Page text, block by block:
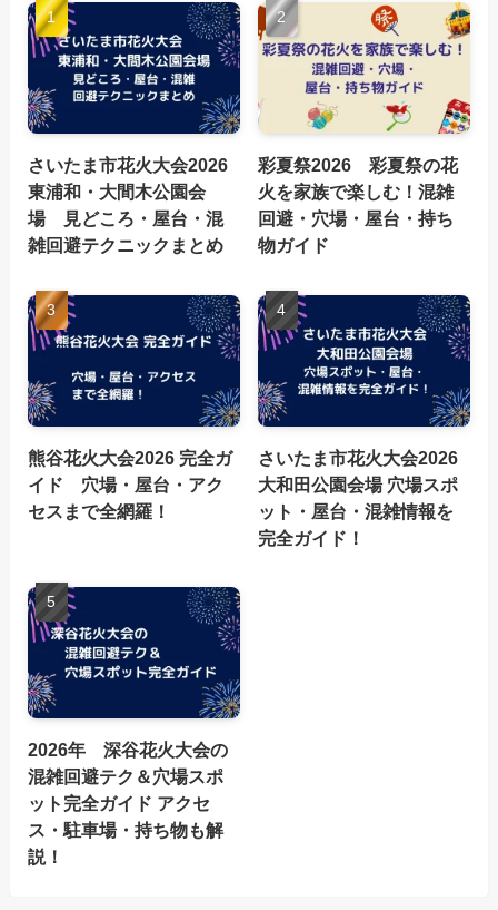
さいたま市花火大会2026
東浦和・大間木公園会
場 見どころ・屋台・混
雑回避テクニックまとめ
彩夏祭2026 彩夏祭の花
火を家族で楽しむ！混雑
回避・穴場・屋台・持ち
物ガイド
熊谷花火大会2026 完全ガ
イド 穴場・屋台・アク
セスまで全網羅！
さいたま市花火大会2026
大和田公園会場 穴場スポ
ット・屋台・混雑情報を
完全ガイド！
2026年 深谷花火大会の
混雑回避テク＆穴場スポ
ット完全ガイド アクセ
ス・駐車場・持ち物も解
説！